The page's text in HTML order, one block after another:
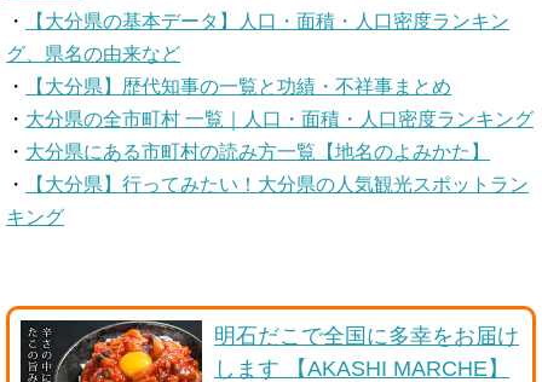
・
【大分県の基本データ】人口・面積・人口密度ランキン
グ、県名の由来など
・
【大分県】歴代知事の一覧と功績・不祥事まとめ
・ 大分県の全市町村 一覧｜人口・面積・人口密度ランキング
・ 大分県にある市町村の読み方一覧【地名のよみかた】
・
【大分県】行ってみたい！大分県の人気観光スポットラン
キング
明石だこで全国に多幸をお届け
します 【AKASHI MARCHE】